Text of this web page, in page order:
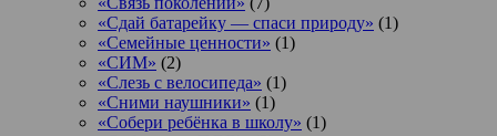
«Сдай батарейку — спаси природу» (1)
«Семейные ценности» (1)
«СИМ» (2)
«Слезь с велосипеда» (1)
«Сними наушники» (1)
«Собери ребёнка в школу» (1)